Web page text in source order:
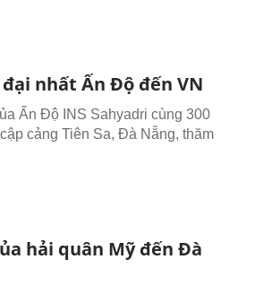
nhất Ấn Độ đến VN
Ấn Độ INS Sahyadri cùng 300
cảng Tiên Sa, Đà Nẵng, thăm
hải quân Mỹ đến Đà